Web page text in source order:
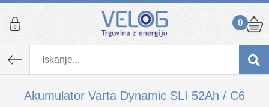
0
Akumulator Varta Dynamic SLI 52Ah / C6
priporočamo tudi...